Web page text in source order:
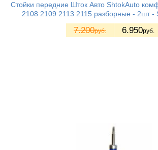
Стойки передние Шток Авто ShtokAuto
2108 2109 2113 2115 разборные - 2шт -
7.200руб. 6.950руб.